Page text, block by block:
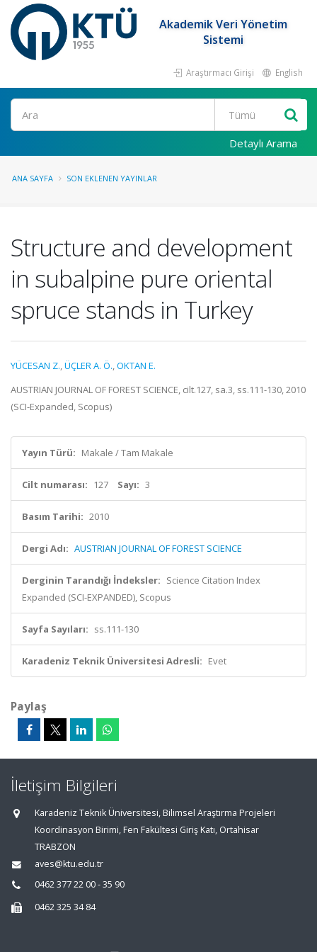
Akademik Veri Yönetim
Sistemi
Araştırmacı Girişi English
Ara
Detaylı Arama
ANA SAYFA SON EKLENEN YAYINLAR
Structure and development
in subalpine pure oriental
spruce stands in Turkey
YÜCESAN Z.,ÜÇLER A. Ö.,OKTAN E.
AUSTRIAN JOURNAL OF FOREST SCIENCE, cilt.127, sa.3, ss.111-130, 2010
(SCI-Expanded, Scopus)
Yayın Türü: Makale / Tam Makale
Cilt numarası: 127 Sayı: 3
Basım Tarihi: 2010
Dergi Adı: AUSTRIAN JOURNAL OF FOREST SCIENCE
Derginin Tarandığı İndeksler: Science Citation Index
Expanded (SCI-EXPANDED), Scopus
Sayfa Sayıları: ss.111-130
Karadeniz Teknik Üniversitesi Adresli: Evet
Paylaş
İletişim Bilgileri
Karadeniz Teknik Üniversitesi, Bilimsel Araştırma Projeleri
Koordinasyon Birimi, Fen Fakültesi Giriş Katı, Ortahisar
TRABZON
aves@ktu.edu.tr
0462 377 22 00 - 35 90
0462 325 34 84